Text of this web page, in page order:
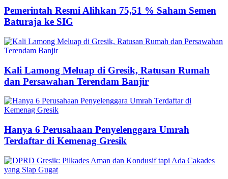
Pemerintah Resmi Alihkan 75,51 % Saham Semen
Baturaja ke SIG
Kali Lamong Meluap di Gresik, Ratusan Rumah
dan Persawahan Terendam Banjir
Hanya 6 Perusahaan Penyelenggara Umrah
Terdaftar di Kemenag Gresik